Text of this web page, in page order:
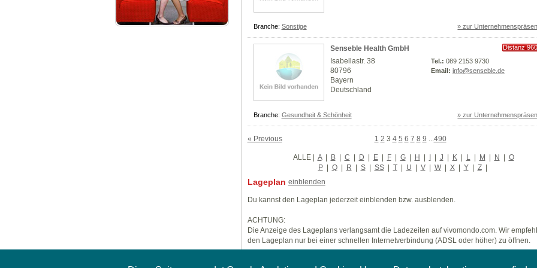
Branche: Sonstige » zur
Senseble Health GmbH
Distanz
Isabellastr. 38
80796
Bayern
Deutschland
Tel.: 089 2153 9730
Email: info@senseble.de
Branche: Gesundheit & Schönheit » zur
« Previous 1 2 3 4 5 6 7 8 9 490
ALLE| A | B | C | D | E | F | G | H | I | J | K | L | M | N | O
P | Q | R | S | SS | T | U | V | W | X | Y | Z |
Lageplan einblenden
Du kannst den Lageplan jederzeit einblenden bzw. ausblenden.
ACHTUNG:
Die Anzeige des Lageplans verlangsamt die Ladezeiten auf vivomondo.com. Wir
den Lageplan nur bei einer schnellen Internetverbindung (ADSL oder höher) zu öffnen.